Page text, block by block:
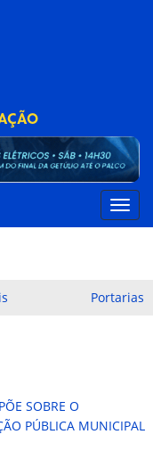
Portarias
SOBRE O
PÚBLICA MUNICIPAL